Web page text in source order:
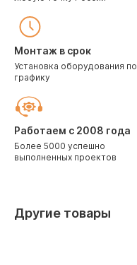
Монтаж в срок
Установка оборудования по
графику
Работаем с 2008 года
Более 5000 успешно
выполненных проектов
Другие товары